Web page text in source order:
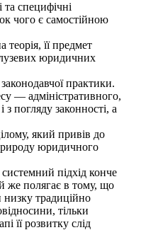
специфічні
чого є самостійною
її предмет
юридичних
практики.
— адміністративного,
погляду законності, а
який привів до
юридичного
підхід конче
же полягає в тому, що
низку традиційно
тільки
її розвитку слід